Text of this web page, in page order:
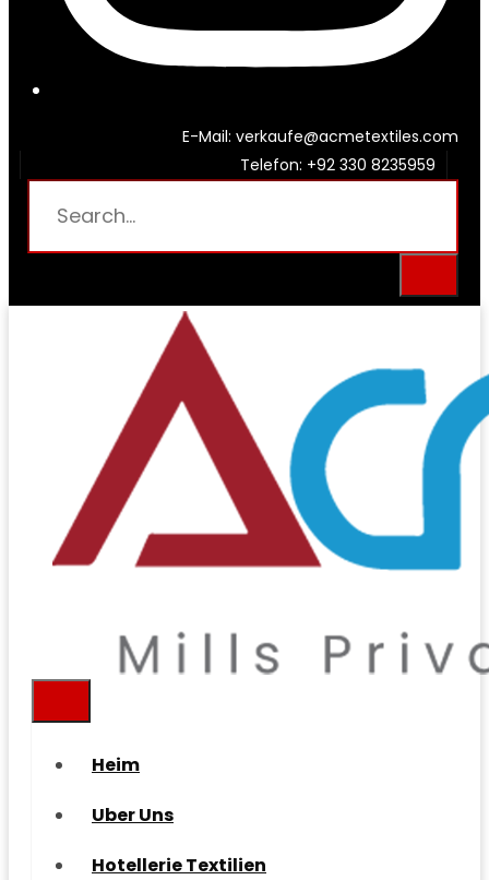
E-Mail: verkaufe@acmetextiles.com
Telefon: +92 330 8235959
Heim
Uber Uns
Hotellerie Textilien